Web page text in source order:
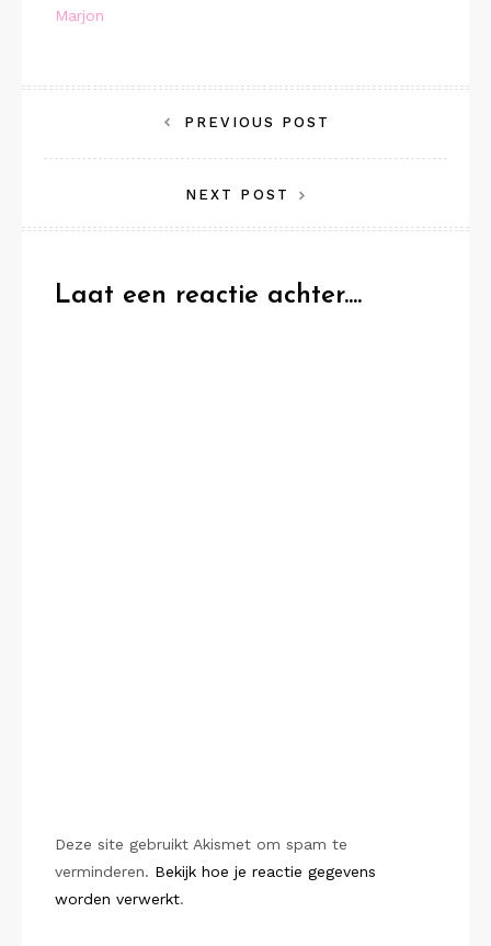
Marjon
navigatie
PREVIOUS POST
NEXT POST
Laat een reactie achter....
Deze site gebruikt Akismet om spam te
verminderen. Bekijk hoe je reactie gegevens
worden verwerkt.